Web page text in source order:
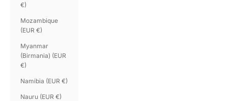
€)
Mozambique
(EUR €)
Myanmar
(Birmania) (EUR
€)
Namibia (EUR €)
Nauru (EUR €)